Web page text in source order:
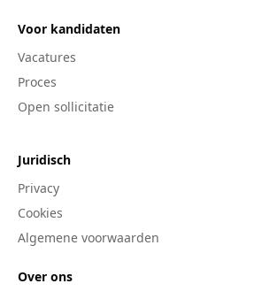
Voor kandidaten
Vacatures
Proces
Open sollicitatie
Juridisch
Privacy
Cookies
Algemene voorwaarden
Over ons